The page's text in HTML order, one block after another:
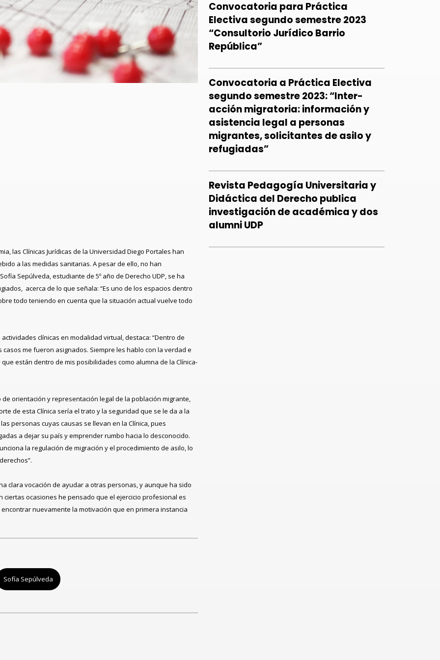
las Clínicas Jurídicas de la Universidad Diego Portales han
a las medidas sanitarias. A pesar de ello, no han
Sepúlveda, estudiante de 5º año de Derecho UDP, se ha
, acerca de lo que señala: “Es uno de los espacios dentro
todo teniendo en cuenta que la situación actual vuelve todo
clínicas en modalidad virtual, destaca: “Dentro de
me fueron asignados. Siempre les hablo con la verdad e
están dentro de mis posibilidades como alumna de la Clínica-
orientación y representación legal de la población migrante,
de esta Clínica sería el trato y la seguridad que se le da a la
personas cuyas causas se llevan en la Clínica, pues
a dejar su país y emprender rumbo hacia lo desconocido.
la regulación de migración y el procedimiento de asilo, lo
clara vocación de ayudar a otras personas, y aunque ha sido
ciertas ocasiones he pensado que el ejercicio profesional es
nuevamente la motivación que en primera instancia
Sofía Sepúlveda
Convocatoria para Práctica
Electiva segundo semestre 2023
“Consultorio Jurídico Barrio
República”
Convocatoria a Práctica Electiva
segundo semestre 2023: “Inter-
acción migratoria: información y
asistencia legal a personas
migrantes, solicitantes de asilo y
refugiadas”
Revista Pedagogía Universitaria y
Didáctica del Derecho publica
investigación de académica y dos
alumni UDP